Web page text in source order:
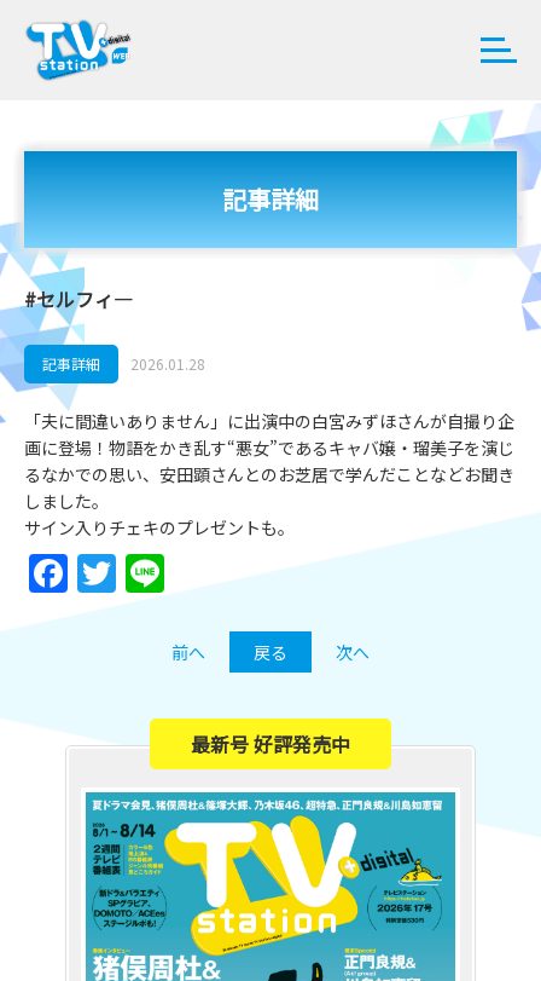
記事詳細
#セルフィ―
記事詳細 2026.01.28
「夫に間違いありません」に出演中の白宮みずほさんが自撮り企
画に登場！物語をかき乱す“悪女”であるキャバ嬢・瑠美子を演じ
るなかでの思い、安田顕さんとのお芝居で学んだことなどお聞き
しました。
サイン入りチェキのプレゼントも。
Facebook
Twitter
前へ 戻る 次へ
最新号 好評発売中